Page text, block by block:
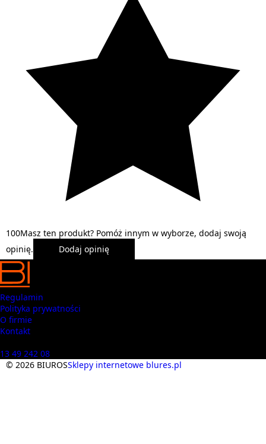
100Masz ten produkt? Pomóż innym w wyborze, dodaj swoją
opinię.
Dodaj opinię
Regulamin
Polityka prywatności
O firmie
Kontakt
13 49 242 08
© 2026 BIUROSSklepy internetowe blures.pl